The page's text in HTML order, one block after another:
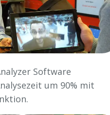
Software
um 90% mit